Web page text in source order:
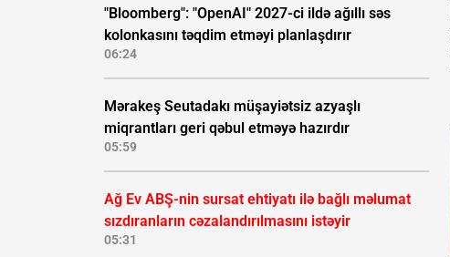
"Bloomberg": "OpenAI" 2027-ci ildə ağıllı səs
kolonkasını təqdim etməyi planlaşdırır
06:24
Mərakeş Seutadakı müşayiətsiz azyaşlı
miqrantları geri qəbul etməyə hazırdır
05:59
Ağ Ev ABŞ-nin sursat ehtiyatı ilə bağlı məlumat
sızdıranların cəzalandırılmasını istəyir
05:31